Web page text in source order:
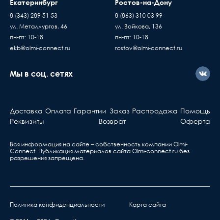
Если вы купили
должны знать...
накладную, товар
по праву
проверяете и
без существующих
Берете ваш гарантийный
сервис, указанный в
покупатель
Доставка товаров осуществляется ежедневно,
с Пн. по Пт. с 10:00 до 17:00 часов
Екатеринбург
8 (343) 289 51 53
ул. Металлургов, 46
пн-пт: 10-18
ekb@olmi-connect.ru
Ростов-на-Дону
8 (863) 310 03 99
ул. Войкова, 136
пн-пт: 10-18
rostov@olmi-connect.ru
Мы в соц. сетях
Доставка Оплата Гарантии Заказ Распродажа Помощь
Реквизиты
Возврат Оферта
Вся информация на сайте – собственность компании Olmi-
Сonnect. Публикация материалов сайта Olmi-connect.ru без
разрешения запрещена.
Политика конфиденциальности Карта сайта